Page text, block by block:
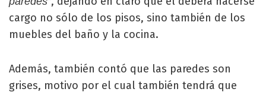
cargo no sólo de los pisos, sino también de los
muebles del baño y la cocina.
Además, también contó que las paredes son
grises, motivo por el cual también tendrá que